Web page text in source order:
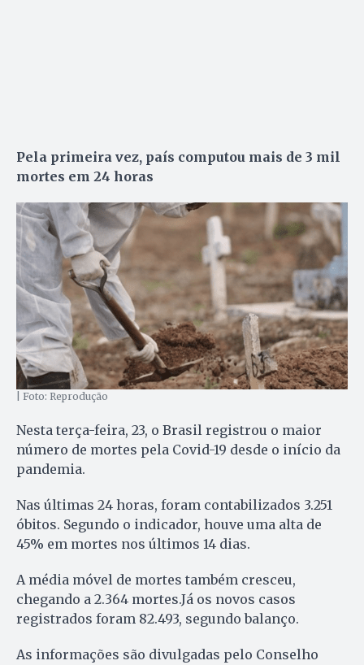
Pela primeira vez, país computou mais de 3 mil
mortes em 24 horas
| Foto: Reprodução
Nesta terça-feira, 23, o Brasil registrou o maior
número de mortes pela Covid-19 desde o início da
pandemia.
Nas últimas 24 horas, foram contabilizados 3.251
óbitos. Segundo o indicador, houve uma alta de
45% em mortes nos últimos 14 dias.
A média móvel de mortes também cresceu,
chegando a 2.364 mortes.Já os novos casos
registrados foram 82.493, segundo balanço.
As informações são divulgadas pelo Conselho